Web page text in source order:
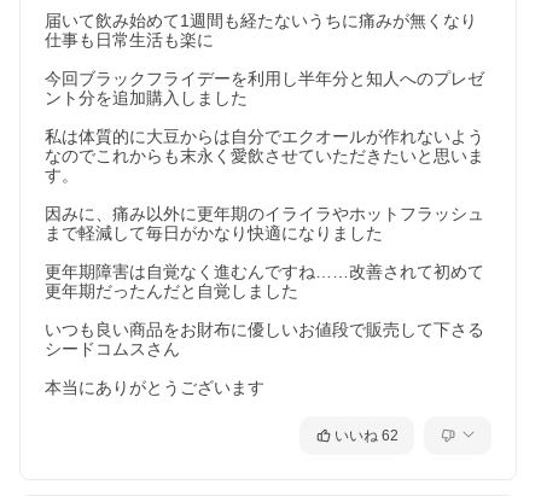
届いて飲み始めて1週間も経たないうちに痛みが無くなり
仕事も日常生活も楽に
今回ブラックフライデーを利用し半年分と知人へのプレゼ
ント分を追加購入しました
私は体質的に大豆からは自分でエクオールが作れないよう
なのでこれからも末永く愛飲させていただきたいと思いま
す。
因みに、痛み以外に更年期のイライラやホットフラッシュ
まで軽減して毎日がかなり快適になりました
更年期障害は自覚なく進むんですね……改善されて初めて
更年期だったんだと自覚しました
いつも良い商品をお財布に優しいお値段で販売して下さる
シードコムスさん
本当にありがとうございます
いいね 62